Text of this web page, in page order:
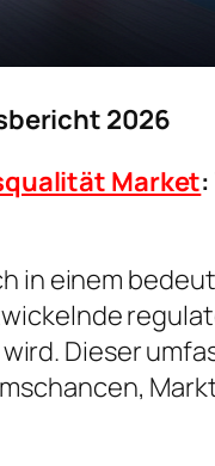
2026
Market
in einem
Dieser